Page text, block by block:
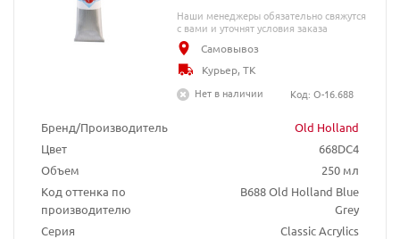
Бренд/Производитель
Old Holland
Цвет
668DC4
Объем
250 мл
Код оттенка по
производителю
B688 Old Holland Blue
Grey
Серия
Classic Acrylics
Наши менеджеры обязательно свяжутся
с вами и уточнят условия заказа
Самовывоз
Курьер, ТК
Нет в наличии
Код: O-16.688